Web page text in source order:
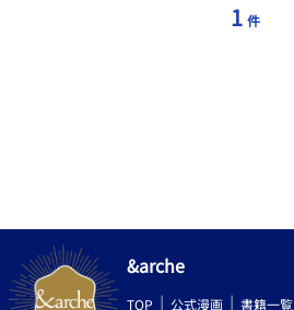
1 件
&arche
TOP 公式漫画 書籍一覧